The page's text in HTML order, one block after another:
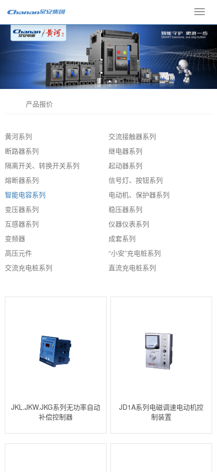
产品报价
黄河系列
交流接触器系列
断路器系列
继电器系列
隔离开关、转换开关系列
起动器系列
熔断器系列
信号灯、按钮系列
智能电容系列
电动机、保护器系列
变压器系列
稳压器系列
互感器系列
仪器仪表系列
变频器
成套系列
高压元件
“小安”充电桩系列
交流充电桩系列
直流充电桩系列
JKL.JKW.JKG系列无功率自动
补偿控制器
JD1A系列电磁调速电动机控
制装置